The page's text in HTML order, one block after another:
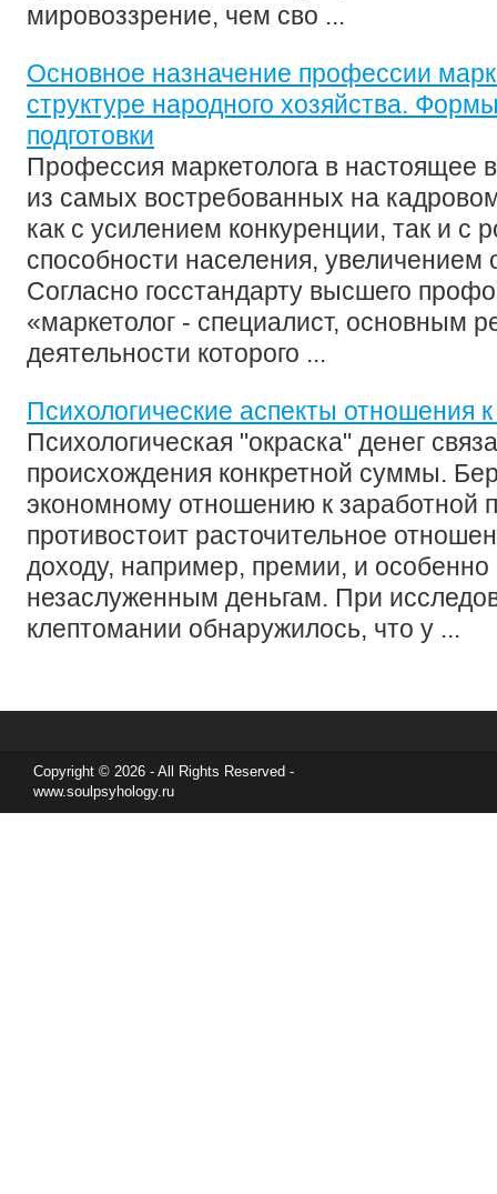
мировоззрение, чем сво ...
Основное назначение профессии
структуре народного хозяйства.
подготовки
Профессия маркетолога в настоящее
из самых востребованных на
как с усилением конкуренции, так и с
способности населения, увеличением
Согласно госстандарту высшего
«маркетолог - специалист, основным
деятельности которого ...
Психологические аспекты отношения
Психологическая "окраска" денег
происхождения конкретной суммы.
экономному отношению к заработной
противостоит расточительное
доходу, например, премии, и особенно
незаслуженным деньгам. При
клептомании обнаружилось, что у ...
Copyright © 2026 - All Rights Reserved -
www.soulpsyhology.ru